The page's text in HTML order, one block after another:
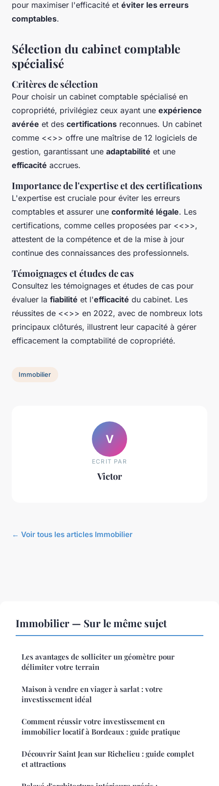
pour maximiser l'efficacité et éviter les erreurs
comptables.
Sélection du cabinet comptable
spécialisé
Critères de sélection
Pour choisir un cabinet comptable spécialisé en
copropriété, privilégiez ceux ayant une expérience
avérée et des certifications reconnues. Un cabinet
comme <<>> offre une maîtrise de 12 logiciels de
gestion, garantissant une adaptabilité et une
efficacité accrues.
Importance de l'expertise et des certifications
L'expertise est cruciale pour éviter les erreurs
comptables et assurer une conformité légale. Les
certifications, comme celles proposées par <<>>,
attestent de la compétence et de la mise à jour
continue des connaissances des professionnels.
Témoignages et études de cas
Consultez les témoignages et études de cas pour
évaluer la fiabilité et l'efficacité du cabinet. Les
réussites de <<>> en 2022, avec de nombreux lots
principaux clôturés, illustrent leur capacité à gérer
efficacement la comptabilité de copropriété.
Immobilier
V
ECRIT PAR
Victor
← Voir tous les articles Immobilier
Immobilier — Sur le même sujet
Les avantages de solliciter un géomètre pour
délimiter votre terrain
Maison à vendre en viager à sarlat : votre
investissement idéal
Comment réussir votre investissement en
immobilier locatif à Bordeaux : guide pratique
Découvrir Saint Jean sur Richelieu : guide complet
et attractions